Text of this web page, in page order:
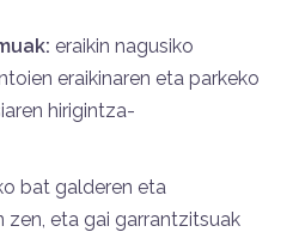
eraikin nagusiko
eraikinaren eta parkeko
hirigintza-
bat galderen eta
zen, eta gai garrantzitsuak